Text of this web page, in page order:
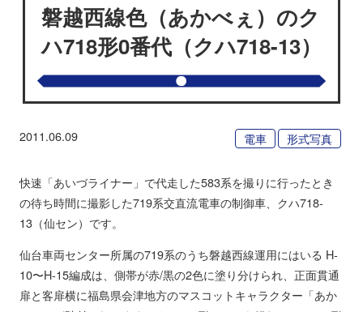
磐越西線色（あかべぇ）のク
ハ718形0番代（クハ718-13）
2011.06.09 電車 形式写真
快速「あいづライナー」で代走した583系を撮りに行ったとき
の待ち時間に撮影した719系交直流電車の制御車、クハ718-
13（仙セン）です。
仙台車両センター所属の719系のうち磐越西線運用にはいる H-
10〜H-15編成は、側帯が赤/黒の2色に塗り分けられ、正面貫通
扉と客扉横に福島県会津地方のマスコットキャラクター「あか